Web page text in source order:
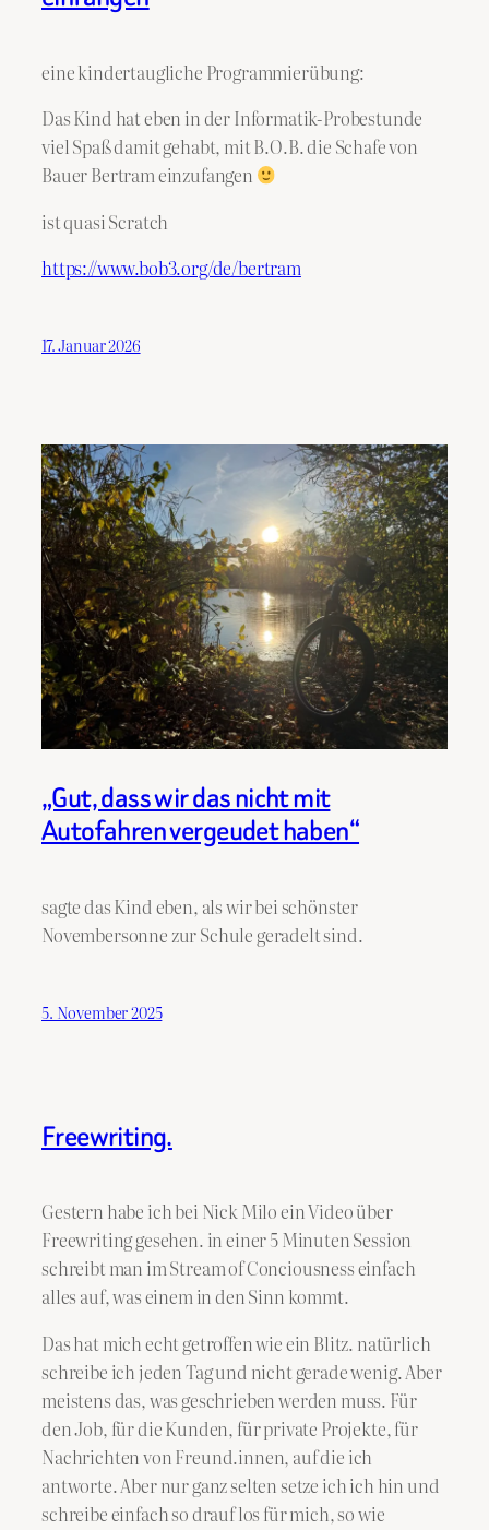
eine kindertaugliche Programmierübung:
Das Kind hat eben in der Informatik-Probestunde
viel Spaß damit gehabt, mit B.O.B. die Schafe von
Bauer Bertram einzufangen
ist quasi Scratch
https://www.bob3.org/de/bertram
17. Januar 2026
„Gut, dass wir das nicht mit
Autofahren vergeudet haben“
sagte das Kind eben, als wir bei schönster
Novembersonne zur Schule geradelt sind.
5. November 2025
Freewriting.
Gestern habe ich bei Nick Milo ein Video über
Freewriting gesehen. in einer 5 Minuten Session
schreibt man im Stream of Conciousness einfach
alles auf, was einem in den Sinn kommt.
Das hat mich echt getroffen wie ein Blitz. natürlich
schreibe ich jeden Tag und nicht gerade wenig. Aber
meistens das, was geschrieben werden muss. Für
den Job, für die Kunden, für private Projekte, für
Nachrichten von Freund.innen, auf die ich
antworte. Aber nur ganz selten setze ich ich hin und
schreibe einfach so drauf los für mich, so wie